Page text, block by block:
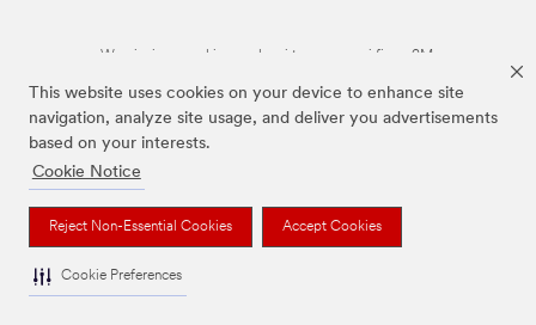
This website uses cookies on your device to enhance site
navigation, analyze site usage, and deliver you advertisements
based on your interests.
Cookie Notice
Reject Non-Essential Cookies Accept Cookies
Cookie Preferences
Wymienione marki są znakami towarowymi firmy 3M.